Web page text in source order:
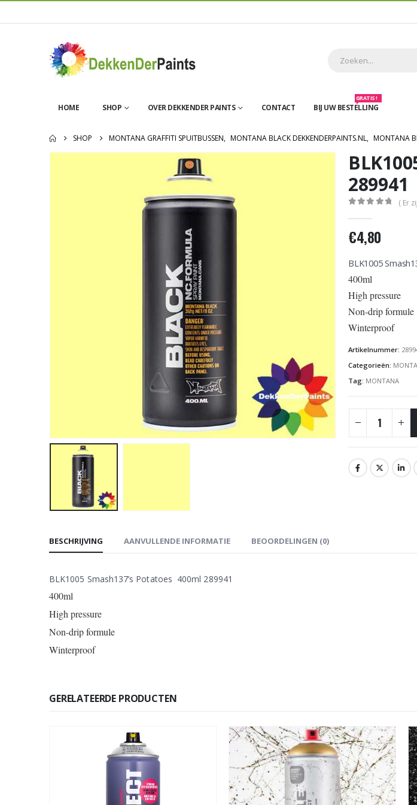
HOME SHOP OVER DEKKENDER PAINTS CONTACT BIJ UW BESTELLING
GRATIS !
SHOP MONTANA GRAFFITI SPUITBUSSEN, MONTANA BLACK DEKKENDERPAINTS.NL, MONTANA
289941
( Er
€4,80
BLK1005
400ml
High pressure
Non-drip formule
Winterproof
Artikelnummer:
Categorieën:
Tag: MONTANA
BESCHRIJVING AANVULLENDE INFORMATIE BEOORDELINGEN (0)
BLK1005 Smash137’s Potatoes 400ml 289941
400ml
High pressure
Non-drip formule
Winterproof
GERELATEERDE PRODUCTEN